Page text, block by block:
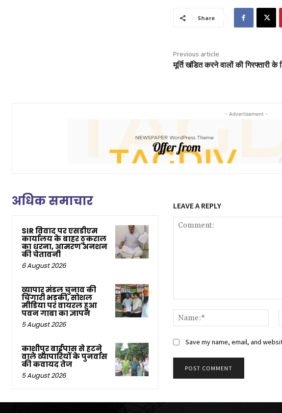
Share
Previous article
मूर्ति खंडित करने वालों की गिरफ्तारी के
- Advertisement -
अधिक समाचार
SIR विवाद पर एसडीएम
कार्यालय के बाहर ठुकराल
का धरना, आमरण अनशन
की चेतावनी
6 August 2026
व्यापार मंडल चुनाव की
चिंगारी भड़की, सोशल
मीडिया पर वायरल हुआ
पवन गाबा का ज्ञापन
5 August 2026
काशीपुर बाईपास से हटने
वाले व्यापारियों के पुनर्वास
की कवायद तेज
5 August 2026
LEAVE A REPLY
Save my name, email, and